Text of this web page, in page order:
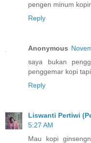
pengen minum
Reply
Anonymous
saya bukan
penggemar kopi
Reply
Liswanti Pertiwi
5:27 AM
Mau kopi